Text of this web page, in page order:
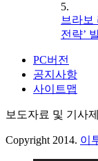
5.
브라보
전략’
PC버전
공지사항
사이트맵
보도자료 및 기사
Copyright 2014. 이